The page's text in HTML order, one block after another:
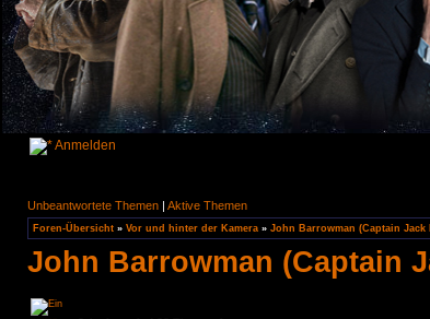
Anmelden
Unbeantwortete Themen | Aktive Themen
Foren-Übersicht » Vor und hinter der Kamera » John Barrowman (Captain Jack
John Barrowman (Captain